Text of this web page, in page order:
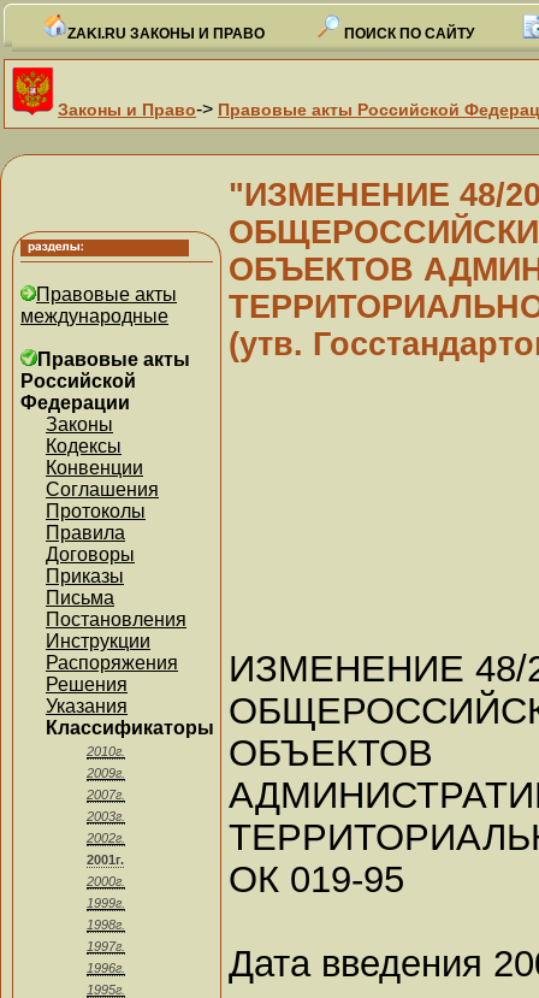
ZAKI.RU ЗАКОНЫ И ПРАВО ПОИСК ПО САЙТУ
Законы и Право-> Правовые акты Российской
Правовые акты
международные
Правовые акты
Российской
Федерации
Законы
Кодексы
Конвенции
Соглашения
Протоколы
Правила
Договоры
Приказы
Письма
Постановления
Инструкции
Распоряжения
Решения
Указания
Классификаторы
2010г.
2009г.
2007г.
2003г.
2002г.
2001г.
2000г.
1999г.
1998г.
1997г.
1996г.
1995г.
"ИЗМЕНЕНИЕ 48/
ОБЪЕКТОВ
(утв.
ИЗМЕНЕНИЕ 48/
ОБЪЕКТОВ
ОК 019-95
Дата введения